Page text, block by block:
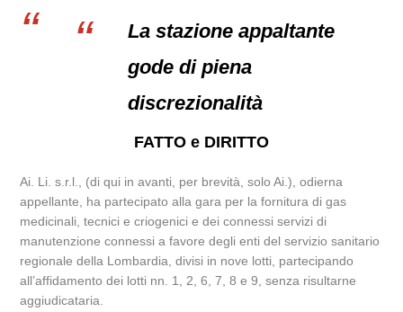
La stazione appaltante
gode di piena
discrezionalità
FATTO e DIRITTO
Ai. Li. s.r.l., (di qui in avanti, per brevità, solo Ai.), odierna
appellante, ha partecipato alla gara per la fornitura di gas
medicinali, tecnici e criogenici e dei connessi servizi di
manutenzione connessi a favore degli enti del servizio sanitario
regionale della Lombardia, divisi in nove lotti, partecipando
all’affidamento dei lotti nn. 1, 2, 6, 7, 8 e 9, senza risultarne
aggiudicataria.